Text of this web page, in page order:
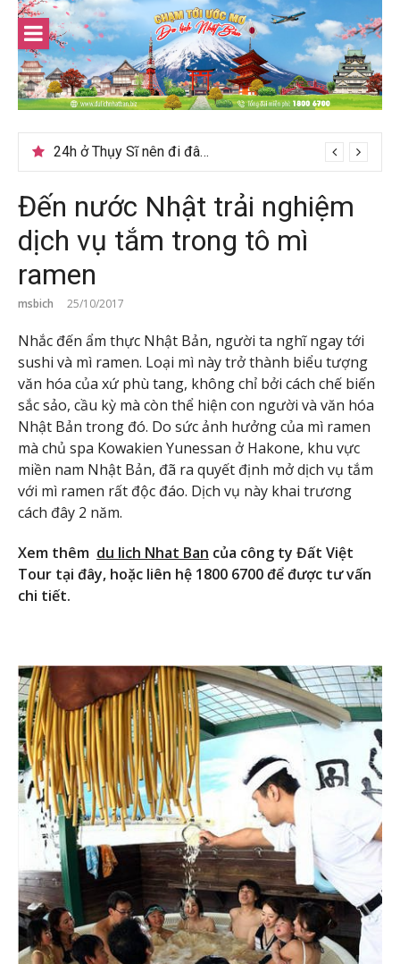
Skip
content
24h ở Thụy Sĩ nên đi đâu, chơi gì?
Đến nước Nhật trải nghiệm
dịch vụ tắm trong tô mì
ramen
msbich 25/10/2017
Nhắc đến ẩm thực Nhật Bản, người ta nghĩ ngay tới
sushi và mì ramen. Loại mì này trở thành biểu tượng
văn hóa của xứ phù tang, không chỉ bởi cách chế biến
sắc sảo, cầu kỳ mà còn thể hiện con người và văn hóa
Nhật Bản trong đó. Do sức ảnh hưởng của mì ramen
mà chủ spa Kowakien Yunessan ở Hakone, khu vực
miền nam Nhật Bản, đã ra quyết định mở dịch vụ tắm
với mì ramen rất độc đáo. Dịch vụ này khai trương
cách đây 2 năm.
Xem thêm du lich Nhat Ban của công ty Đất Việt
Tour tại đây, hoặc liên hệ 1800 6700 để được tư vấn
chi tiết.